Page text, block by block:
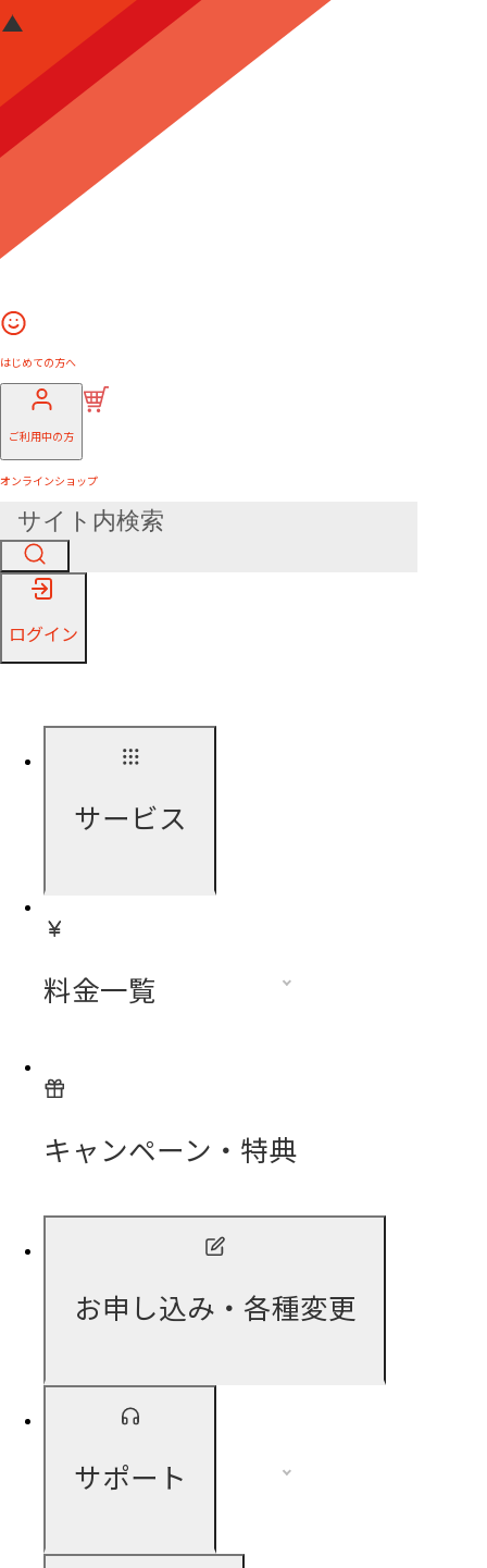
はじめての方へ
ご利用中の方
オンラインショップ
ログイン
サービス
料金一覧
キャンペーン・特典
お申し込み・各種変更
サポート